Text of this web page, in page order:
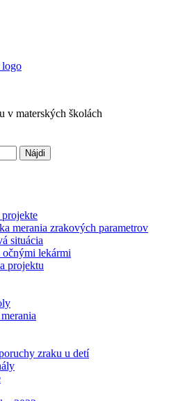
v materských školách
merania zrakových parametrov
situácia
očnými lekármi
projektu
zraku u detí